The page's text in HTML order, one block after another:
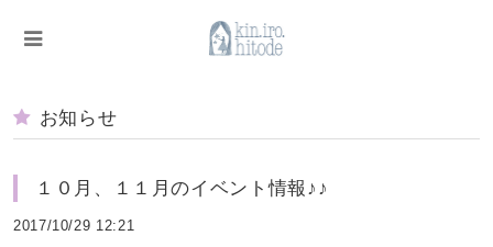
お知らせ
１０月、１１月のイベント情報♪♪
2017/10/29 12:21